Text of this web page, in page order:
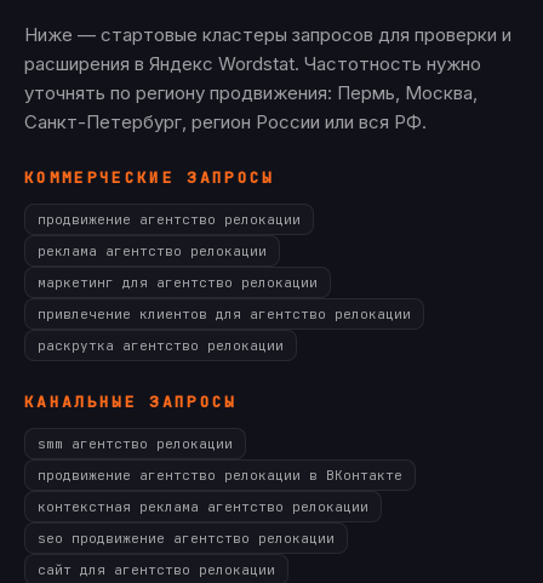
Ниже — стартовые кластеры запросов для проверки и
расширения в Яндекс Wordstat. Частотность нужно
уточнять по региону продвижения: Пермь, Москва,
Санкт-Петербург, регион России или вся РФ.
КОММЕРЧЕСКИЕ ЗАПРОСЫ
продвижение агентство релокации
реклама агентство релокации
маркетинг для агентство релокации
привлечение клиентов для агентство релокации
раскрутка агентство релокации
КАНАЛЬНЫЕ ЗАПРОСЫ
smm агентство релокации
продвижение агентство релокации в ВКонтакте
контекстная реклама агентство релокации
seo продвижение агентство релокации
сайт для агентство релокации